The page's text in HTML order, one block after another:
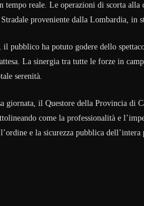
reale. Le operazioni di scorta alla
proveniente dalla Lombardia, in
pubblico ha potuto godere dello
La sinergia tra tutte le forze in
serenità.
giornata, il Questore della Provincia di
come la professionalità e
e la sicurezza pubblica dell’intera